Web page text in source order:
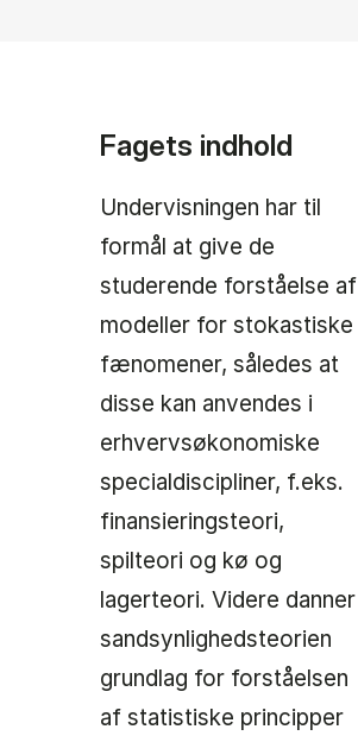
Fagets indhold
Undervisningen har til
formål at give de
studerende forståelse af
modeller for stokastiske
fænomener, således at
disse kan anvendes i
erhvervsøkonomiske
specialdiscipliner, f.eks.
finansieringsteori,
spilteori og kø og
lagerteori. Videre danner
sandsynlighedsteorien
grundlag for forståelsen
af statistiske principper